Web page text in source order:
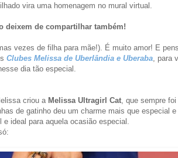
vira uma homenagem no mural virtual.
deixem de compartilhar também!
vezes de filha para mãe!). É muito amor! E
Clubes Melissa de Uberlândia e Uberaba , para
dia tão especial.
criou a Melissa Ultragirl Cat, que sempre foi
de gatinho deu um charme mais que especial
ideal para aquela ocasião especial.